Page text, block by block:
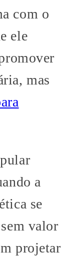
com o
ele
mas
a
se
valor
projetar